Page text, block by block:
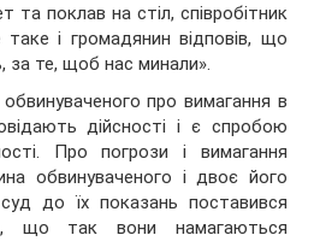
та поклав на стіл, співробітник
таке і громадянин відповів, що
за те, щоб нас минали».
про вимагання в
дійсності і є спробою
Про погрози і вимагання
обвинуваченого і двоє його
до їх показань поставився
що так вони намагаються